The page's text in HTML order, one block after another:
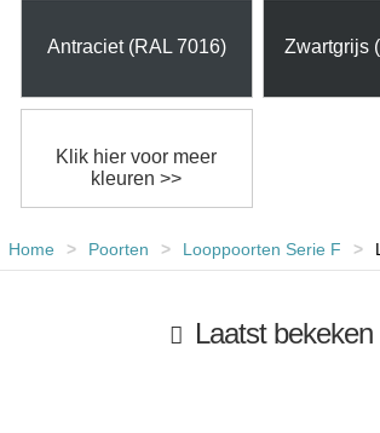
Antraciet (RAL 7016) Zwartgrijs
Klik hier voor meer
kleuren >>
Home > Poorten > Looppoorten Serie F >
Laatst bekeken